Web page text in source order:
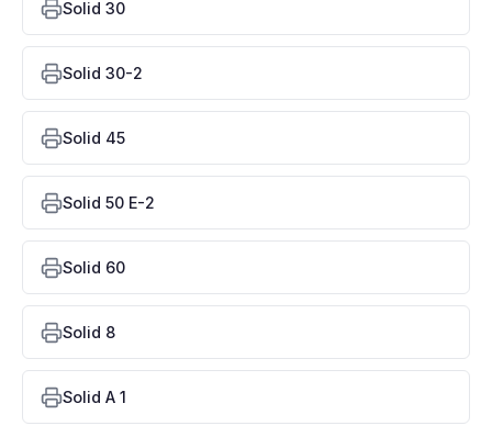
Solid 30
Solid 30-2
Solid 45
Solid 50 E-2
Solid 60
Solid 8
Solid A 1